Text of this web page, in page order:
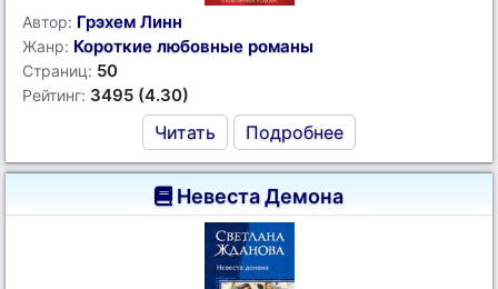
Автор: Грэхем Линн
Жанр: Короткие любовные романы
Страниц: 50
Рейтинг: 3495 (4.30)
Читать Подробнее
Невеста Демона